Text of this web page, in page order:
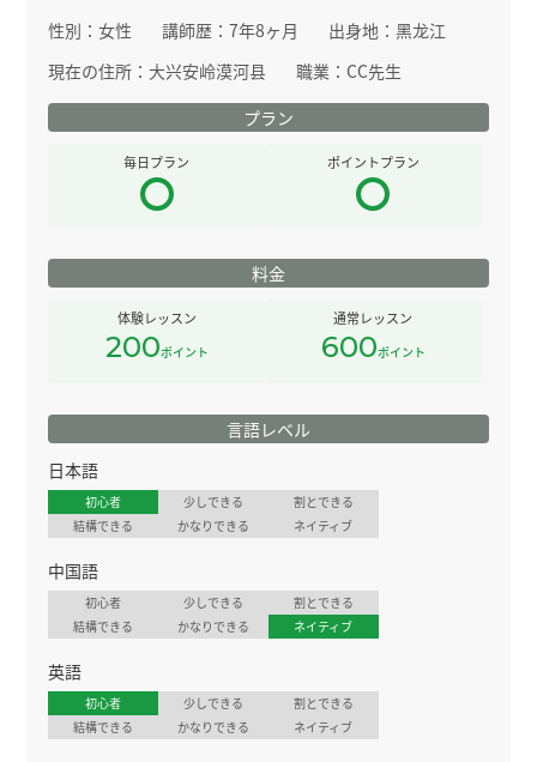
性別：女性 講師歴：7年8ヶ月 出身地：黑龙江
現在の住所： 大兴安岭漠河县 職業：CC先生
プラン
毎日プラン ポイントプラン
料金
体験レッスン
200ポイント
通常レッスン
600ポイント
言語レベル
日本語
初心者 少しできる
割とできる
結構できる
かなりできる ネイティブ
中国語
初心者 少しできる
割とできる
結構できる
かなりできる ネイティブ
英語
初心者 少しできる
割とできる
結構できる
かなりできる ネイティブ